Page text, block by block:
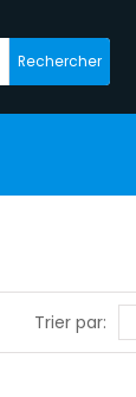
Rechercher
Trier par: